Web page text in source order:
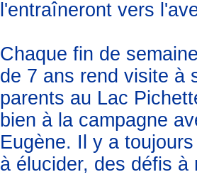
l'entraîneront vers
Chaque fin de
de 7 ans rend visite à
parents au Lac
bien à la campagne
Eugène. Il y a
à élucider, des défis à